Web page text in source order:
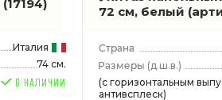
(17194)
Италия
74 см.
72 см, белый
(д.ш.в.)
(с горизонтальным
антивсплеск)